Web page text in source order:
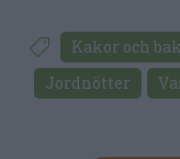
Kakor och
Jordnötter